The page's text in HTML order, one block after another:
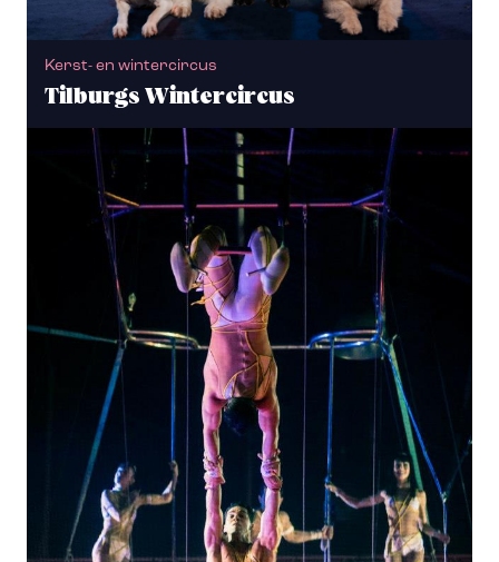
Kerst- en wintercircus
Tilburgs Wintercircus